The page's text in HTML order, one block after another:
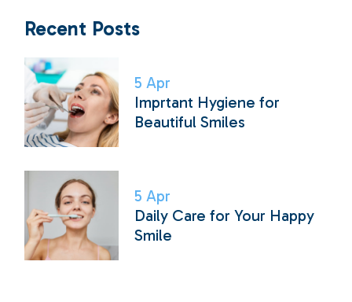
Recent Posts
5 Apr
Imprtant Hygiene for
Beautiful Smiles
5 Apr
Daily Care for Your Happy
Smile